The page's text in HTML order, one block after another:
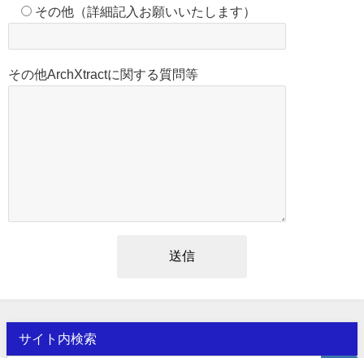
その他（詳細記入お願いいたします）
その他ArchXtractに関する質問等
サイト内検索